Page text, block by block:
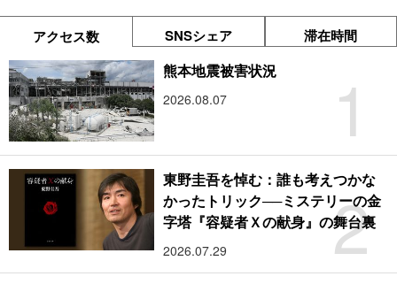
アクセス数 SNSシェア 滞在時間
1
熊本地震被害状況
2026.08.07
2
東野圭吾を悼む：誰も考えつかな
かったトリック──ミステリーの金
字塔『容疑者Ｘの献身』の舞台裏
2026.07.29